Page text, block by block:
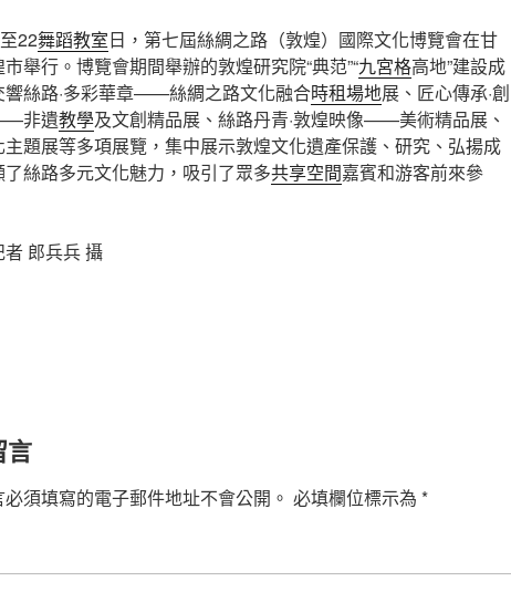
22舞蹈教室日，第七屆絲綢之路（敦煌）國際文化博覽會在甘
舉行。博覽會期間舉辦的敦煌研究院“典范”“九宮格高地”建設成
響絲路·多彩華章——絲綢之路文化融合時租場地展、匠心傳承·創
非遺教學及文創精品展、絲路丹青·敦煌映像——美術精品展、
題展等多項展覽，集中展示敦煌文化遺產保護、研究、弘揚成
了絲路多元文化魅力，吸引了眾多共享空間嘉賓和游客前來參
郎兵兵 攝
言
須填寫的電子郵件地址不會公開。 必填欄位標示為 *